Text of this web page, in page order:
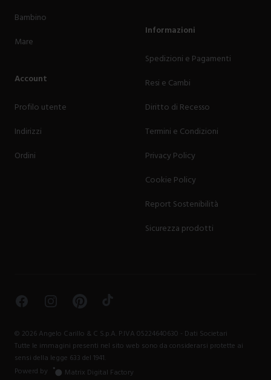
Bambino
Mare
Account
Profilo utente
Indirizzi
Ordini
Informazioni
Spedizioni e Pagamenti
Resi e Cambi
Diritto di Recesso
Termini e Condizioni
Privacy Policy
Cookie Policy
Report Sostenibilità
Sicurezza prodotti
FacebookInstagramPinterestTikTok
© 2026 Angelo Carillo & C S.p.A. P.IVA 05224640630 - Dati Societari
Tutte le immagini presenti nel sito web sono da considerarsi protette ai
sensi della legge 633 del 1941.
Powerd by
Matrix Digital Factory